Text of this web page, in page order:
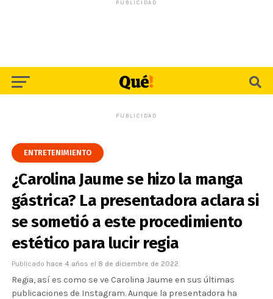
PUBLICIDAD
PUBLICIDAD
ENTRETENIMIENTO
¿Carolina Jaume se hizo la manga
gástrica? La presentadora aclara si
se sometió a este procedimiento
estético para lucir regia
Publicado hace 4 años el 8 de diciembre de 2022
Regia, así es como se ve Carolina Jaume en sus últimas
publicaciones de Instagram. Aunque la presentadora ha